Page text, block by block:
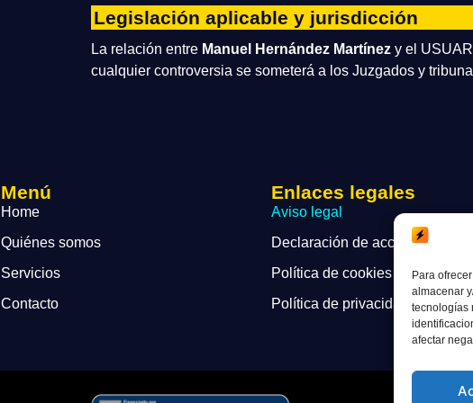
Para
almacenar
tecnologías
afectar
Legislación aplicable y jurisdicción
La relación entre Manuel Hernández Martínezy el
cualquier controversia se someterá a los Juzgados y
Menú
Home
Quiénes somos
Servicios
Contacto
Enlaces legales
Aviso legal
Declaración de accesibilidad
Política de cookies
Política de privacidad